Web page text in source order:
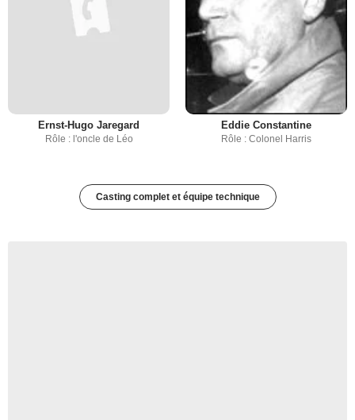
Ernst-Hugo Jaregard
Rôle : l'oncle de Léo
Eddie Constantine
Rôle : Colonel Harris
Casting complet et équipe technique